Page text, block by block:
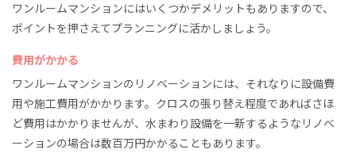
ワンルームマンションにはいくつかデメリットもありますので、
ポイントを押さえてプランニングに活かしましょう。
費用がかかる
ワンルームマンションのリノベーションには、それなりに設備費
用や施工費用がかかります。クロスの張り替え程度であればさほ
ど費用はかかりませんが、水まわり設備を一新するようなリノベ
ーションの場合は数百万円かかることもあります。